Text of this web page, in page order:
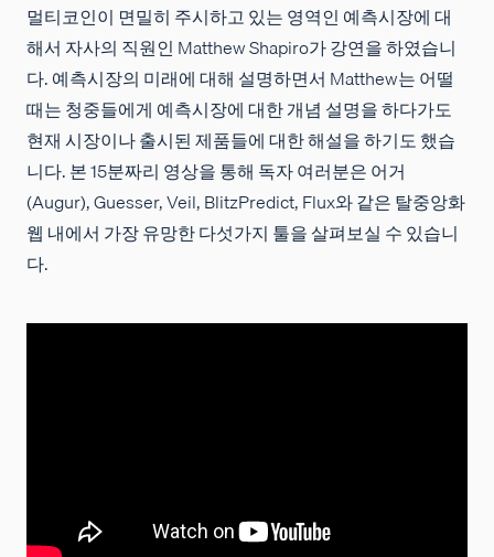
멀티코인이 면밀히 주시하고 있는 영역인 예측시장에 대
해서 자사의 직원인 Matthew Shapiro가 강연을 하였습니
다. 예측시장의 미래에 대해 설명하면서 Matthew는 어떨
때는 청중들에게 예측시장에 대한 개념 설명을 하다가도
현재 시장이나 출시된 제품들에 대한 해설을 하기도 했습
니다. 본 15분짜리 영상을 통해 독자 여러분은 어거
(Augur), Guesser, Veil, BlitzPredict, Flux와 같은 탈중앙화
웹 내에서 가장 유망한 다섯가지 툴을 살펴보실 수 있습니
다.